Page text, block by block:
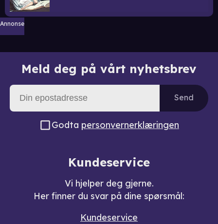
Annonse
Meld deg på vårt nyhetsbrev
Send
Godta personvernerklæringen
Kundeservice
Vi hjelper deg gjerne.
Her finner du svar på dine spørsmål:
Kundeservice